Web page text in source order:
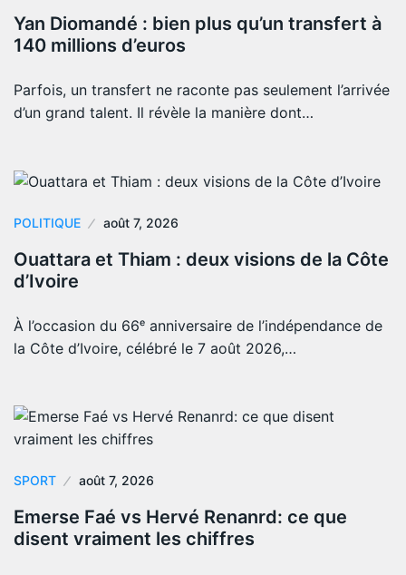
Yan Diomandé : bien plus qu’un transfert à
140 millions d’euros
Parfois, un transfert ne raconte pas seulement l’arrivée
d’un grand talent. Il révèle la manière dont…
POLITIQUE août 7, 2026
Ouattara et Thiam : deux visions de la Côte
d’Ivoire
À l’occasion du 66ᵉ anniversaire de l’indépendance de
la Côte d’Ivoire, célébré le 7 août 2026,…
SPORT août 7, 2026
Emerse Faé vs Hervé Renanrd: ce que
disent vraiment les chiffres